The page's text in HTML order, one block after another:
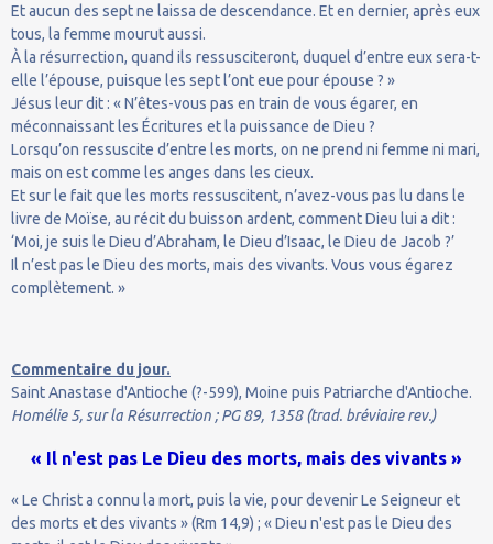
Et aucun des sept ne laissa de descendance. Et en dernier, après eux
tous, la femme mourut aussi.
À la résurrection, quand ils ressusciteront, duquel d’entre eux sera-t-
elle l’épouse, puisque les sept l’ont eue pour épouse ? »
Jésus leur dit : « N’êtes-vous pas en train de vous égarer, en
méconnaissant les Écritures et la puissance de Dieu ?
Lorsqu’on ressuscite d’entre les morts, on ne prend ni femme ni mari,
mais on est comme les anges dans les cieux.
Et sur le fait que les morts ressuscitent, n’avez-vous pas lu dans le
livre de Moïse, au récit du buisson ardent, comment Dieu lui a dit :
‘Moi, je suis le Dieu d’Abraham, le Dieu d’Isaac, le Dieu de Jacob ?’
Il n’est pas le Dieu des morts, mais des vivants. Vous vous égarez
complètement. »
Commentaire du jour.
Saint Anastase d'Antioche (?-599), Moine puis Patriarche d'Antioche.
Homélie 5, sur la Résurrection ; PG 89, 1358 (trad. bréviaire rev.)
« Il n'est pas Le Dieu des morts, mais des vivants »
« Le Christ a connu la mort, puis la vie, pour devenir Le Seigneur et
des morts et des vivants » (Rm 14,9) ; « Dieu n'est pas le Dieu des